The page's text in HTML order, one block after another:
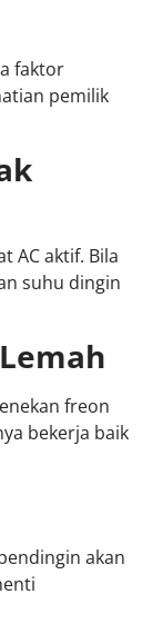
faktor
pemilik
AC aktif. Bila
suhu dingin
freon
bekerja baik
akan